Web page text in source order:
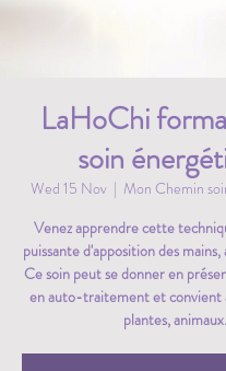
LaHoChi
soin
Wed 15 Nov
  |
Mon Chemin
Venez apprendre cette
puissante d'apposition des mains,
Ce soin peut se donner en
en auto-traitement et convient
plantes, animaux.